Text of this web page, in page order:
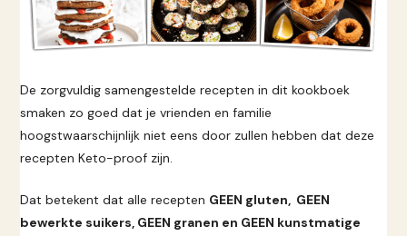
De zorgvuldig samengestelde recepten in dit kookboek
smaken zo goed dat je vrienden en familie
hoogstwaarschijnlijk niet eens door zullen hebben dat deze
recepten Keto-proof zijn.
Dat betekent dat alle recepten GEEN gluten, GEEN
bewerkte suikers, GEEN granen en GEEN kunstmatige